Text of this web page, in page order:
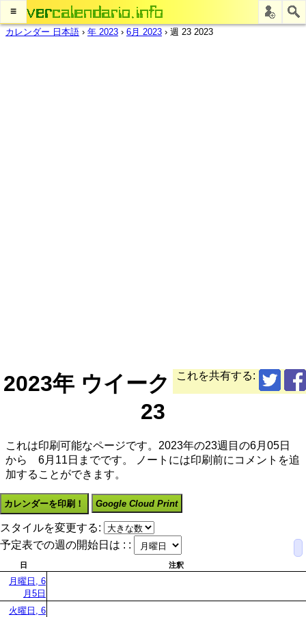
≡
カレンダー 日本語 › 年 2023 › 6月 2023 › 週 23 2023
これを共有する:
2023年 ウイーク
23
これは印刷可能なページです。2023年の23週目の6月05日
から 6月11日までです。 ノートには印刷前にコメントを追
加することができます。
カレンダーを印刷！ Google Cloud Print
スタイルを変更する:
予定表での週の開始日は : :
日 注釈
月曜日, 6
月5日
火曜日, 6